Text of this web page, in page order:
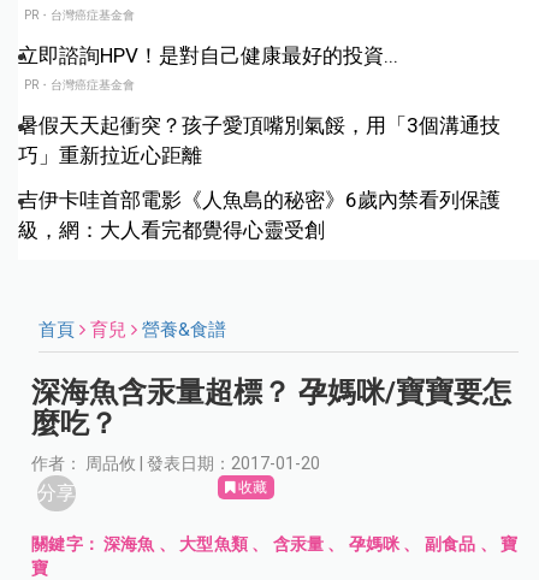
PR・台灣癌症基金會
立即諮詢HPV！是對自己健康最好的投資...
PR・台灣癌症基金會
暑假天天起衝突？孩子愛頂嘴別氣餒，用「3個溝通技
巧」重新拉近心距離
吉伊卡哇首部電影《人魚島的秘密》6歲內禁看列保護
級，網：大人看完都覺得心靈受創
首頁 育兒 營養&食譜
深海魚含汞量超標？ 孕媽咪/寶寶要怎
麼吃？
作者： 周品攸 | 發表日期：2017-01-20
分享 收藏
關鍵字：深海魚 、 大型魚類、 含汞量 、 孕媽咪 、 副食品 、 寶
寶